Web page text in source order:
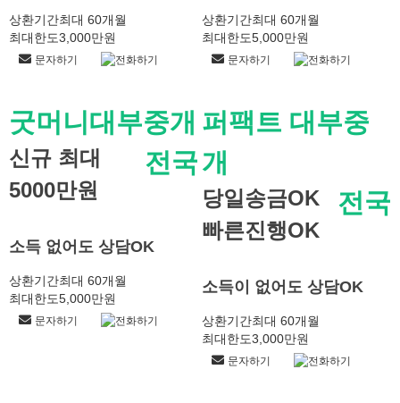
상환기간최대 60개월
최대한도3,000만원
문자하기 전화하기
상환기간최대 60개월
최대한도5,000만원
문자하기 전화하기
굿머니대부중개
전국
신규 최대
5000만원
소득 없어도 상담OK
상환기간최대 60개월
최대한도5,000만원
문자하기 전화하기
퍼팩트 대부중
개
전국
당일송금OK
빠른진행OK
소득이 없어도 상담OK
상환기간최대 60개월
최대한도3,000만원
문자하기 전화하기